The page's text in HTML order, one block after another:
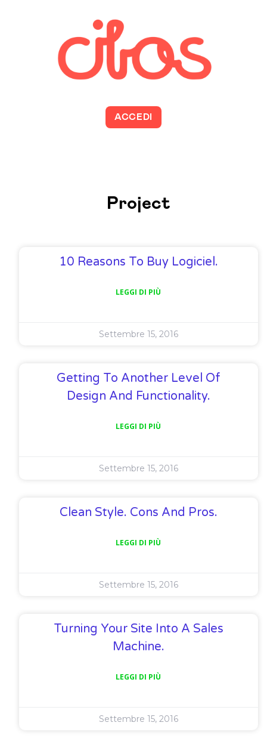
ACCEDI
Project
10 Reasons To Buy Logiciel.
LEGGI DI PIÙ
Settembre 15, 2016
Getting To Another Level Of
Design And Functionality.
LEGGI DI PIÙ
Settembre 15, 2016
Clean Style. Cons And Pros.
LEGGI DI PIÙ
Settembre 15, 2016
Turning Your Site Into A Sales
Machine.
LEGGI DI PIÙ
Settembre 15, 2016